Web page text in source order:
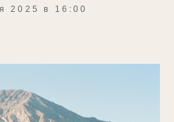
2025 в 16:00